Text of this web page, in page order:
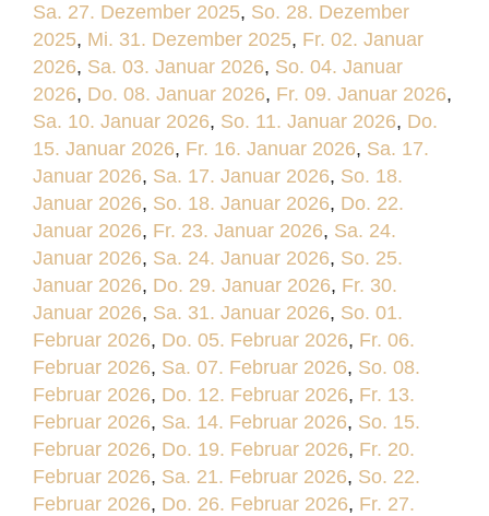
Sa. 27. Dezember 2025, So. 28. Dezember
2025, Mi. 31. Dezember 2025, Fr. 02. Januar
2026, Sa. 03. Januar 2026, So. 04. Januar
2026, Do. 08. Januar 2026, Fr. 09. Januar 2026,
Sa. 10. Januar 2026, So. 11. Januar 2026, Do.
15. Januar 2026, Fr. 16. Januar 2026, Sa. 17.
Januar 2026, Sa. 17. Januar 2026, So. 18.
Januar 2026, So. 18. Januar 2026, Do. 22.
Januar 2026, Fr. 23. Januar 2026, Sa. 24.
Januar 2026, Sa. 24. Januar 2026, So. 25.
Januar 2026, Do. 29. Januar 2026, Fr. 30.
Januar 2026, Sa. 31. Januar 2026, So. 01.
Februar 2026, Do. 05. Februar 2026, Fr. 06.
Februar 2026, Sa. 07. Februar 2026, So. 08.
Februar 2026, Do. 12. Februar 2026, Fr. 13.
Februar 2026, Sa. 14. Februar 2026, So. 15.
Februar 2026, Do. 19. Februar 2026, Fr. 20.
Februar 2026, Sa. 21. Februar 2026, So. 22.
Februar 2026, Do. 26. Februar 2026, Fr. 27.